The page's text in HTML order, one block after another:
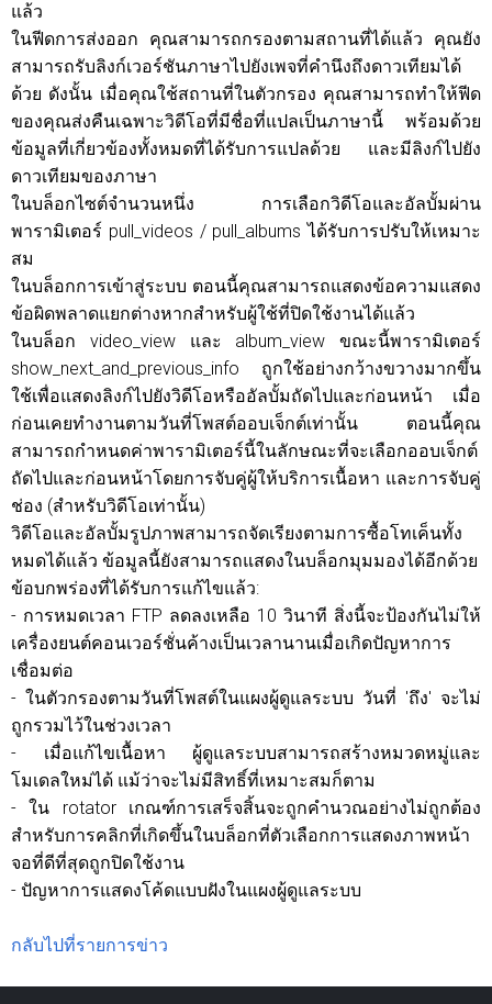
แล้ว
ในฟีดการส่งออก คุณสามารถกรองตามสถานที่ได้แล้ว คุณยัง
สามารถรับลิงก์เวอร์ชันภาษาไปยังเพจที่คำนึงถึงดาวเทียมได้
ด้วย ดังนั้น เมื่อคุณใช้สถานที่ในตัวกรอง คุณสามารถทำให้ฟีด
ของคุณส่งคืนเฉพาะวิดีโอที่มีชื่อที่แปลเป็นภาษานี้ พร้อมด้วย
ข้อมูลที่เกี่ยวข้องทั้งหมดที่ได้รับการแปลด้วย และมีลิงก์ไปยัง
ดาวเทียมของภาษา
ในบล็อกไซต์จำนวนหนึ่ง การเลือกวิดีโอและอัลบั้มผ่าน
พารามิเตอร์ pull_videos / pull_albums ได้รับการปรับให้เหมาะ
สม
ในบล็อกการเข้าสู่ระบบ ตอนนี้คุณสามารถแสดงข้อความแสดง
ข้อผิดพลาดแยกต่างหากสำหรับผู้ใช้ที่ปิดใช้งานได้แล้ว
ในบล็อก video_view และ album_view ขณะนี้พารามิเตอร์
show_next_and_previous_info ถูกใช้อย่างกว้างขวางมากขึ้น
ใช้เพื่อแสดงลิงก์ไปยังวิดีโอหรืออัลบั้มถัดไปและก่อนหน้า เมื่อ
ก่อนเคยทำงานตามวันที่โพสต์ออบเจ็กต์เท่านั้น ตอนนี้คุณ
สามารถกำหนดค่าพารามิเตอร์นี้ในลักษณะที่จะเลือกออบเจ็กต์
ถัดไปและก่อนหน้าโดยการจับคู่ผู้ให้บริการเนื้อหา และการจับคู่
ช่อง (สำหรับวิดีโอเท่านั้น)
วิดีโอและอัลบั้มรูปภาพสามารถจัดเรียงตามการซื้อโทเค็นทั้ง
หมดได้แล้ว ข้อมูลนี้ยังสามารถแสดงในบล็อกมุมมองได้อีกด้วย
ข้อบกพร่องที่ได้รับการแก้ไขแล้ว:
- การหมดเวลา FTP ลดลงเหลือ 10 วินาที สิ่งนี้จะป้องกันไม่ให้
เครื่องยนต์คอนเวอร์ชั่นค้างเป็นเวลานานเมื่อเกิดปัญหาการ
เชื่อมต่อ
- ในตัวกรองตามวันที่โพสต์ในแผงผู้ดูแลระบบ วันที่ 'ถึง' จะไม่
ถูกรวมไว้ในช่วงเวลา
- เมื่อแก้ไขเนื้อหา ผู้ดูแลระบบสามารถสร้างหมวดหมู่และ
โมเดลใหม่ได้ แม้ว่าจะไม่มีสิทธิ์ที่เหมาะสมก็ตาม
- ใน rotator เกณฑ์การเสร็จสิ้นจะถูกคำนวณอย่างไม่ถูกต้อง
สำหรับการคลิกที่เกิดขึ้นในบล็อกที่ตัวเลือกการแสดงภาพหน้า
จอที่ดีที่สุดถูกปิดใช้งาน
- ปัญหาการแสดงโค้ดแบบฝังในแผงผู้ดูแลระบบ
กลับไปที่รายการข่าว